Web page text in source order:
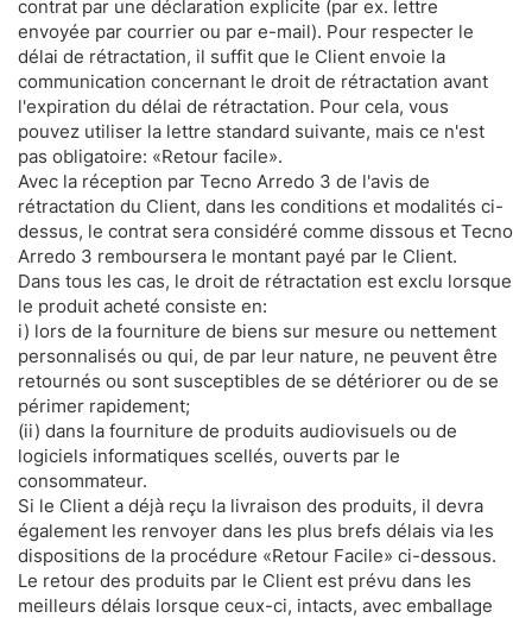
contrat par une déclaration explicite (par ex. lettre
envoyée par courrier ou par e-mail). Pour respecter le
délai de rétractation, il suffit que le Client envoie la
communication concernant le droit de rétractation avant
l'expiration du délai de rétractation. Pour cela, vous
pouvez utiliser la lettre standard suivante, mais ce n'est
pas obligatoire: «Retour facile».
Avec la réception par Tecno Arredo 3 de l'avis de
rétractation du Client, dans les conditions et modalités ci-
dessus, le contrat sera considéré comme dissous et Tecno
Arredo 3 remboursera le montant payé par le Client.
Dans tous les cas, le droit de rétractation est exclu lorsque
le produit acheté consiste en:
i) lors de la fourniture de biens sur mesure ou nettement
personnalisés ou qui, de par leur nature, ne peuvent être
retournés ou sont susceptibles de se détériorer ou de se
périmer rapidement;
(ii) dans la fourniture de produits audiovisuels ou de
logiciels informatiques scellés, ouverts par le
consommateur.
Si le Client a déjà reçu la livraison des produits, il devra
également les renvoyer dans les plus brefs délais via les
dispositions de la procédure «Retour Facile» ci-dessous.
Le retour des produits par le Client est prévu dans les
meilleurs délais lorsque ceux-ci, intacts, avec emballage